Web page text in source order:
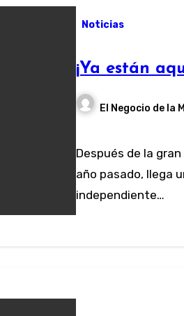
Noticias
¡Ya están
El Negocio de la
Después de la gran celebración que supuso el décimo aniversario de los Premios MIN el
año pasado, llega
independiente…